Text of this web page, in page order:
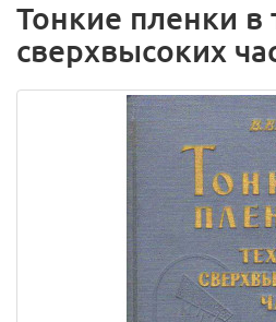
Тонкие пленки в
сверхвысоких